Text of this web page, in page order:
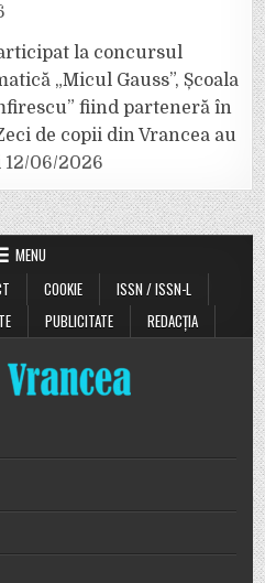
la concursul
„Micul Gauss”, Școala
fiind parteneră în
de copii din Vrancea au
12/06/2026
MENU
COOKIE
ISSN / ISSN-L
PUBLICITATE REDACȚIA